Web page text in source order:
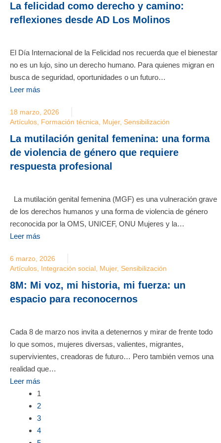
La felicidad como derecho y camino:
reflexiones desde AD Los Molinos
El Día Internacional de la Felicidad nos recuerda que el bienestar
no es un lujo, sino un derecho humano. Para quienes migran en
busca de seguridad, oportunidades o un futuro…
Leer más
18 marzo, 2026
Artículos Formación técnica Mujer, Sensibilización
La mutilación genital femenina: una forma
de violencia de género que requiere
respuesta profesional
La mutilación genital femenina (MGF) es una vulneración grave
de los derechos humanos y una forma de violencia de género
reconocida por la OMS, UNICEF, ONU Mujeres y la…
Leer más
6 marzo, 2026
Artículos Integración social Mujer, Sensibilización
8M: Mi voz, mi historia, mi fuerza: un
espacio para reconocernos
Cada 8 de marzo nos invita a detenernos y mirar de frente todo
lo que somos, mujeres diversas, valientes, migrantes,
supervivientes, creadoras de futuro… Pero también vemos una
realidad que…
Leer más
1
2
3
4